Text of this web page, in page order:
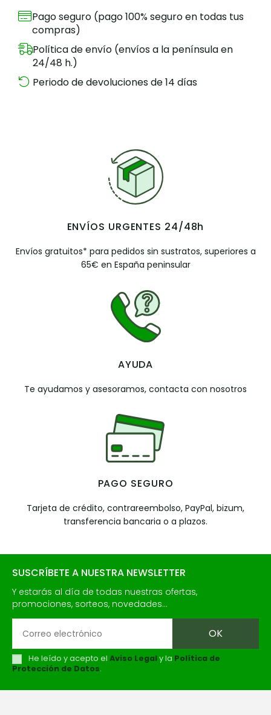
Pago seguro (pago 100% seguro en todas tus
compras)
Política de envío (envíos a la península en
24/48 h.)
Periodo de devoluciones de 14 días
ENVÍOS URGENTES 24/48h
Envíos gratuitos* para pedidos sin sustratos, superiores a
65€ en España peninsular
AYUDA
Te ayudamos y asesoramos, contacta con nosotros
PAGO SEGURO
Tarjeta de crédito, contrareembolso, PayPal, bizum,
transferencia bancaria o a plazos.
SUSCRÍBETE A NUESTRA NEWSLETTER
Y estarás al día de todas nuestras ofertas,
promociones, sorteos, novedades...
He leído y acepto el Aviso Legaly la Política de
Protección de Datos.